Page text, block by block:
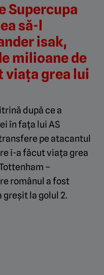
Supercupa
să-l
isak,
milioane de
viața grea lui
după ce a
în fața lui AS
pe atacantul
i-a făcut viața grea
–
românul a fost
greșit la golul 2.